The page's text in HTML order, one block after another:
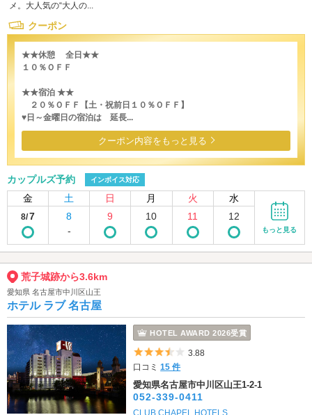
メ。大人気の“大人の...
クーポン
★★休憩 全日★★
１０％ＯＦＦ
★★宿泊 ★★
２０％ＯＦＦ【土・祝前日１０％ＯＦＦ】
♥日～金曜日の宿泊は 延長...
クーポン内容をもっと見る
カップルズ予約 インボイス対応
金 土 日 月 火 水
8/7
8
-
9 10 11 12
もっと見る
荒子城跡から3.6km
愛知県 名古屋市中川区山王
ホテル ラブ 名古屋
HOTEL AWARD 2026受賞
5つ星のうち3.5
3.88
口コミ15 件
愛知県名古屋市中川区山王1-2-1
052-339-0411
CLUB CHAPEL HOTELS